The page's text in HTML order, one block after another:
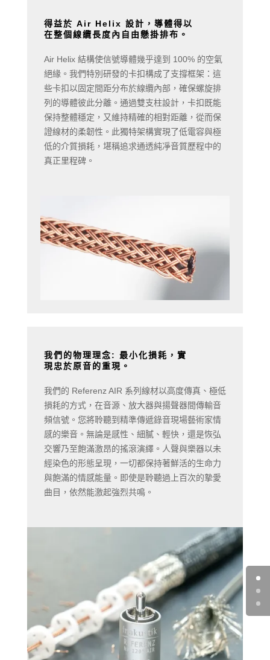
得益於 Air Helix 設計，導體得以
在整個線纜長度內自由懸掛排布。
Air Helix 結構使信號導體幾乎達到 100% 的空氣
絕緣。我們特別研發的卡扣構成了支撐框架：這
些卡扣以固定間距分布於線纜內部，確保螺旋排
列的導體彼此分離。通過雙支柱設計，卡扣既能
保持整體穩定，又維持精確的相對距離，從而保
證線材的柔韌性。此獨特架構實現了低電容與極
低的介質損耗，堪稱追求通透純凈音質歷程中的
真正里程碑。
我們的物理理念: 最小化損耗，實
現忠於原音的重現。
我們的 Referenz AIR 系列線材以高度傳真、極低
損耗的方式，在音源、放大器與揚聲器間傳輸音
頻信號。您將聆聽到精準傳遞錄音現場藝術家情
感的樂音。無論是感性、細膩、輕快，還是恢弘
交響乃至飽滿激昂的搖滾演繹。人聲與樂器以未
經染色的形態呈現，一切都保持著鮮活的生命力
與飽滿的情感能量。即使是聆聽過上百次的摯愛
曲目，依然能激起強烈共鳴。